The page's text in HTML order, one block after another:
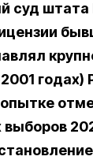
суд
годах)